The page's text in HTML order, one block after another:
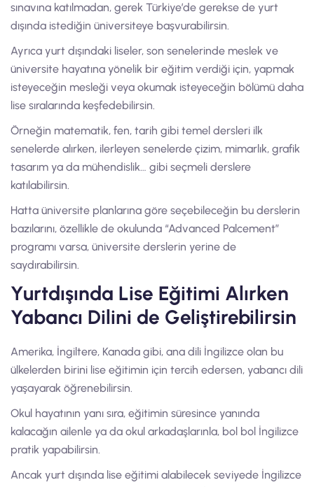
sınavına katılmadan, gerek Türkiye’de gerekse de yurt
dışında istediğin üniversiteye başvurabilirsin.
Ayrıca yurt dışındaki liseler, son senelerinde meslek ve
üniversite hayatına yönelik bir eğitim verdiği için, yapmak
isteyeceğin mesleği veya okumak isteyeceğin bölümü daha
lise sıralarında keşfedebilirsin.
Örneğin matematik, fen, tarih gibi temel dersleri ilk
senelerde alırken, ilerleyen senelerde çizim, mimarlık, grafik
tasarım ya da mühendislik… gibi seçmeli derslere
katılabilirsin.
Hatta üniversite planlarına göre seçebileceğin bu derslerin
bazılarını, özellikle de okulunda “Advanced Palcement”
programı varsa, üniversite derslerin yerine de
saydırabilirsin.
Yurtdışında Lise Eğitimi Alırken
Yabancı Dilini de Geliştirebilirsin
Amerika, İngiltere, Kanada gibi, ana dili İngilizce olan bu
ülkelerden birini lise eğitimin için tercih edersen, yabancı dili
yaşayarak öğrenebilirsin.
Okul hayatının yanı sıra, eğitimin süresince yanında
kalacağın ailenle ya da okul arkadaşlarınla, bol bol İngilizce
pratik yapabilirsin.
Ancak yurt dışında lise eğitimi alabilecek seviyede İngilizce